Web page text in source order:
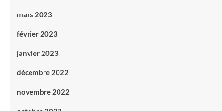
mars 2023
février 2023
janvier 2023
décembre 2022
novembre 2022